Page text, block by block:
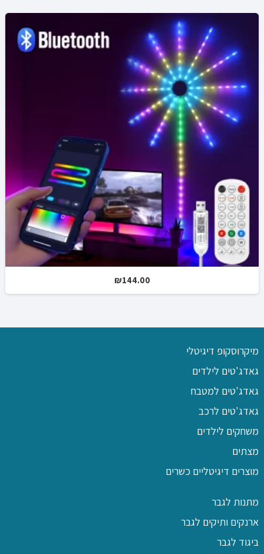
₪144.00
מיקרוסקופ דיגיטלי
גאדג'טים לילדים
גאדג'טים למטבח
גאדג'טים לרכב
משחקים לילדים
מצתים
מוצרים דיגיטליים כשרים
מתנות לגבר
ארנקים ותיקים לגבר
ביגוד לגבר